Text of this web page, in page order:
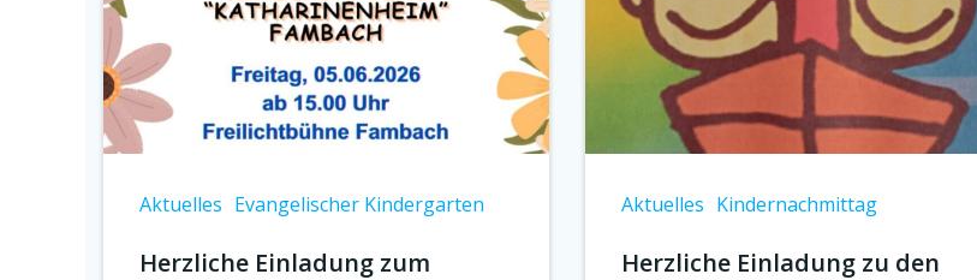
Aktuelles Evangelischer Kindergarten
Herzliche Einladung zum
Aktuelles Kindernachmittag
Herzliche Einladung zu den